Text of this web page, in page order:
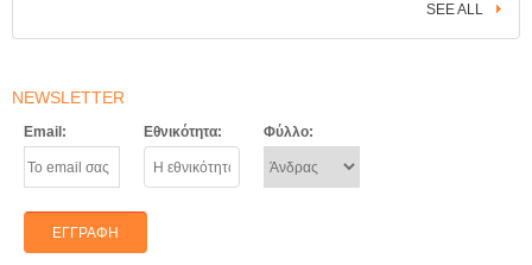
SEE ALL
NEWSLETTER
Email: Εθνικότητα: Φύλλο: